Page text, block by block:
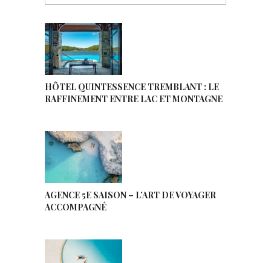
HÔTEL QUINTESSENCE TREMBLANT : LE
RAFFINEMENT ENTRE LAC ET MONTAGNE
AGENCE 5E SAISON – L’ART DE VOYAGER
ACCOMPAGNÉ